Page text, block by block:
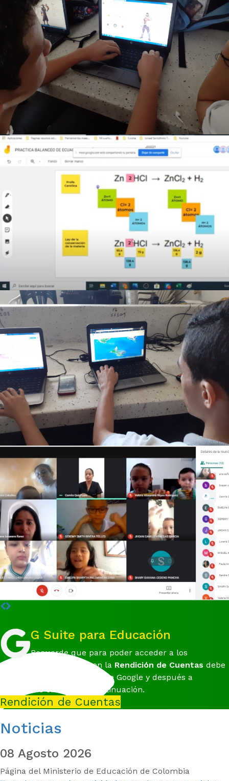
G Suite para Educación
Recuerde que para poder acceder a los
archivos relacionados con la Rendición de Cuentas debe
registrarse con su cuenta de Google y después a
conectarse en el link a continuación.
Rendición de Cuentas
Noticias
08 Agosto 2026
Página del Ministerio de Educación de Colombia